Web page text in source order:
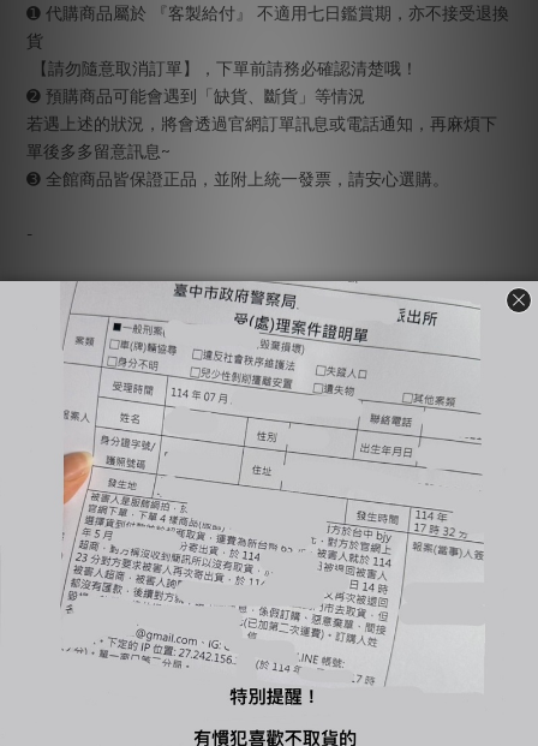
➊ 代購商品屬於 『客製給付』 不適用七日鑑賞期，亦不接受退換
貨
【請勿隨意取消訂單】，下單前請務必確認清楚哦！
➋ 預購商品可能會遇到「缺貨、斷貨」等情況
若遇上述的狀況，將會透過官網訂單訊息或電話通知，再麻煩下
單後多多留意訊息~
➌ 全館商品皆保證正品，並附上統一發票，請安心選購。
-
🔺國定假日統一不出貨、不回覆訊息（上班日會依序回覆）
🔺全賣場【現貨】1-3工作天出貨，【預購or代購】依賣場備註工
作天出貨
🔺商品有溢膠、小線頭皆為正常現象非瑕疵，完美主義者不要下
單，自行到店面購買
🔺使用貨到付款惡意不取貨一律提告，並加入黑名單
🔺賣場商品可以退換貨，需先與客服確認庫存狀況；原商品外包
裝必須保持完整＆吊牌不能拆剪才能退換貨（退換貨須知請詳售
後小卡）
🔺商品一旦下水任何理由皆不接受退換貨
🔍【INSTAGRAM】：bjy_666